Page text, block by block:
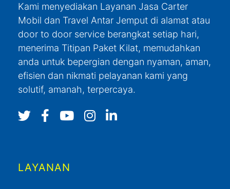
Kami menyediakan Layanan Jasa Carter
Mobil dan Travel Antar Jemput di alamat atau
door to door service berangkat setiap hari,
menerima Titipan Paket Kilat, memudahkan
anda untuk bepergian dengan nyaman, aman,
efisien dan nikmati pelayanan kami yang
solutif, amanah, terpercaya.
LAYANAN